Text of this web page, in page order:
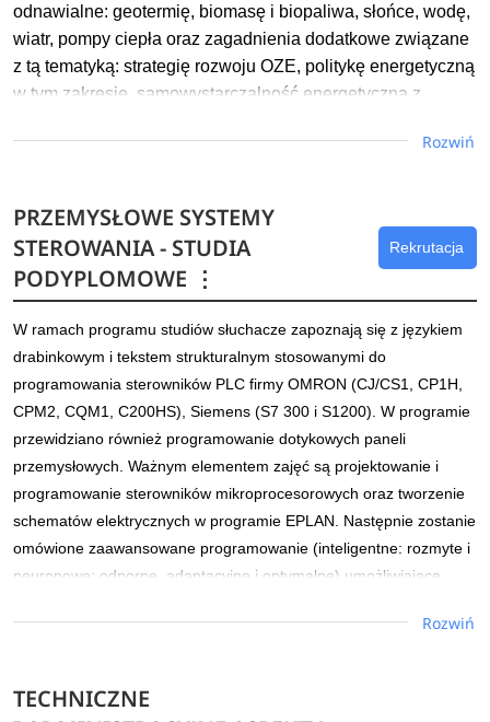
odnawialne: geotermię, biomasę i biopaliwa, słońce, wodę,
wiatr, pompy ciepła oraz zagadnienia dodatkowe związane
z tą tematyką: strategię rozwoju OZE, politykę energetyczną
w tym zakresie, samowystarczalność energetyczną z
audyting energetyczny budynków. Dodatkowym blokiem
Studia skierowane są do absolwentów wyższych uczelni
technicznych (licencjat, magister, inżynier, magister inżynier),
kierunków związanych z energetyką, mechaniką, budownictwem,
techniką rolniczą, transportem - pragnących uzyskać dodatkowe
kwalifikacje w zakresie określania oceny zasobów energii ze źródeł
odnawialnych, rozwoju konstrukcji i zastosowań urządzeń
energetyki odnawialnej.
Dowiedz się więcej
Rozwiń
PRZEMYSŁOWE SYSTEMY
STEROWANIA - STUDIA
PODYPLOMOWE ⋮
Rekrutacja
W ramach programu studiów słuchacze zapoznają się z językiem
drabinkowym i tekstem strukturalnym stosowanymi do
programowania sterowników PLC firmy OMRON (CJ/CS1, CP1H,
CPM2, CQM1, C200HS), Siemens (S7 300 i S1200). W programie
przewidziano również programowanie dotykowych paneli
przemysłowych. Ważnym elementem zajęć są projektowanie i
programowanie sterowników mikroprocesorowych oraz tworzenie
schematów elektrycznych w programie EPLAN. Następnie zostanie
omówione zaawansowane programowanie (inteligentne: rozmyte i
neuronowe; odporne, adaptacyjne i optymalne) umożliwiające
przewidziano również kurs z elementów i układów
Rozwiń
TECHNICZNE